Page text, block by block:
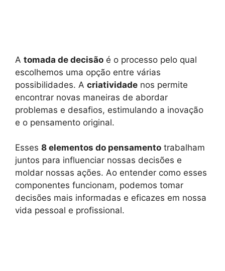
A tomada de decisão é o processo pelo qual
escolhemos uma opção entre várias
possibilidades. A criatividade nos permite
encontrar novas maneiras de abordar
problemas e desafios, estimulando a inovação
e o pensamento original.
Esses 8 elementos do pensamento trabalham
juntos para influenciar nossas decisões e
moldar nossas ações. Ao entender como esses
componentes funcionam, podemos tomar
decisões mais informadas e eficazes em nossa
vida pessoal e profissional.